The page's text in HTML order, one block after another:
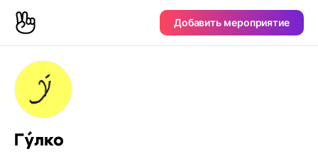
Добавить мероприятие
Гýлко